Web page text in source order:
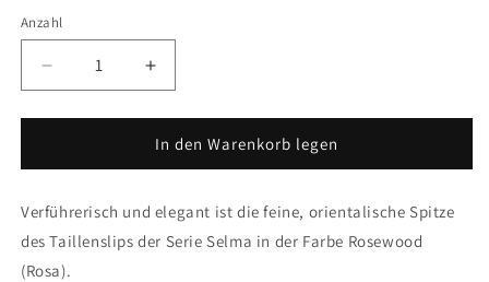
Anzahl
Anzahl
Verringere
die
Menge
SELMA
(Rosewood)
Erhöhe
die
Menge
für
SELMA
(Rosewood)
In den Warenkorb legen
Verführerisch und elegant ist die feine, orientalische Spitze
des Taillenslips der Serie Selma in der Farbe Rosewood
(Rosa).